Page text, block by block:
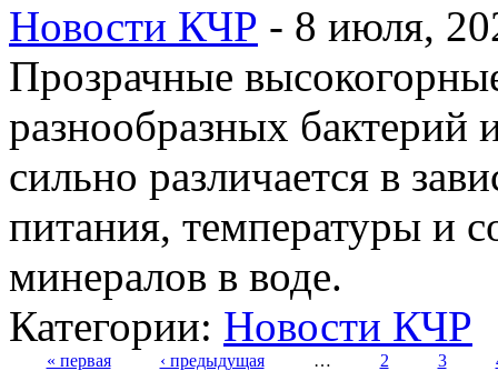
Новости КЧР - 8 июля,
Прозрачные
разнообразных бактерий
сильно различается в
питания, температуры и
минералов в воде.
Категории: Новости КЧР
« первая ‹ предыдущая … 2 3